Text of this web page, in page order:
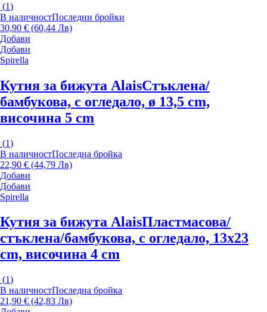
(1)
В наличностПоследни бройки
30,90 € (60,44 Лв)
Добави
Добави
Spirella
Кутия за бижута AlaisСтъклена/
бамбукова, с огледало, ø 13,5 cm,
височина 5 cm
(1)
В наличностПоследна бройка
22,90 € (44,79 Лв)
Добави
Добави
Spirella
Кутия за бижута AlaisПластмасова/
стъклена/бамбукова, с огледало, 13x23
cm, височина 4 cm
(1)
В наличностПоследна бройка
21,90 € (42,83 Лв)